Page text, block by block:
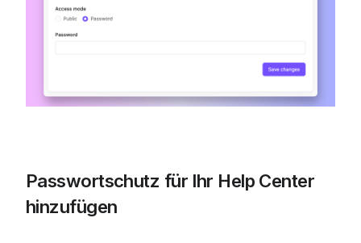
Passwortschutz für Ihr Help Center
hinzufügen